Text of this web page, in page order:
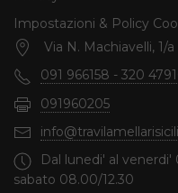
Impostazioni & Policy
Via N. Machiavelli, 1/
091 966158 - 320
091960205
Dal lunedi' al venerdi'
sabato 08.00/12.30